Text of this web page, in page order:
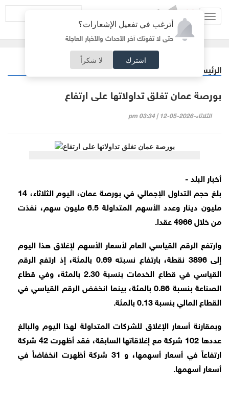
أترغب في تفعيل الإشعارات؟
حتى لا تفوتك آخر الأحداث والأخبار العاجلة
اشترك لا شكراً
الرئيسية
بورصة عمان تغلق تداولاتها على ارتفاع
الثلاثاء-2026-05-12 | 03:34 pm
أخبار البلد -
بلغ حجم التداول الإجمالي في بورصة عمان، اليوم الثلاثاء، 14
مليون دينار وعدد الأسهم المتداولة 6.5 مليون سهم، نفذت
من خلال 4966 عقدا.
وارتفع الرقم القياسي العام لأسعار الأسهم لإغلاق هذا اليوم
إلى 3896 نقطة، بارتفاع نسبته 0.69 بالمئة، إذ ارتفع الرقم
القياسي في قطاع الخدمات بنسبة 2.30 بالمئة، وفي قطاع
الصناعة بنسبة 0.86 بالمئة، بينما انخفض الرقم القياسي في
القطاع المالي بنسبة 0.13 بالمئة.
وبمقارنة أسعار الإغلاق للشركات المتداولة لهذا اليوم والبالغ
عددها 102 شركة مع إغلاقاتها السابقة، فقد أظهرت 42 شركة
ارتفاعاً في أسعار أسهمها، و 31 شركة أظهرت انخفاضاً في
أسعار أسهمها.